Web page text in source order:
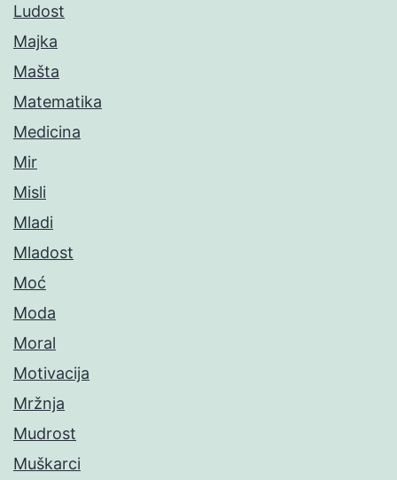
Ludost
Majka
Mašta
Matematika
Medicina
Mir
Misli
Mladi
Mladost
Moć
Moda
Moral
Motivacija
Mržnja
Mudrost
Muškarci